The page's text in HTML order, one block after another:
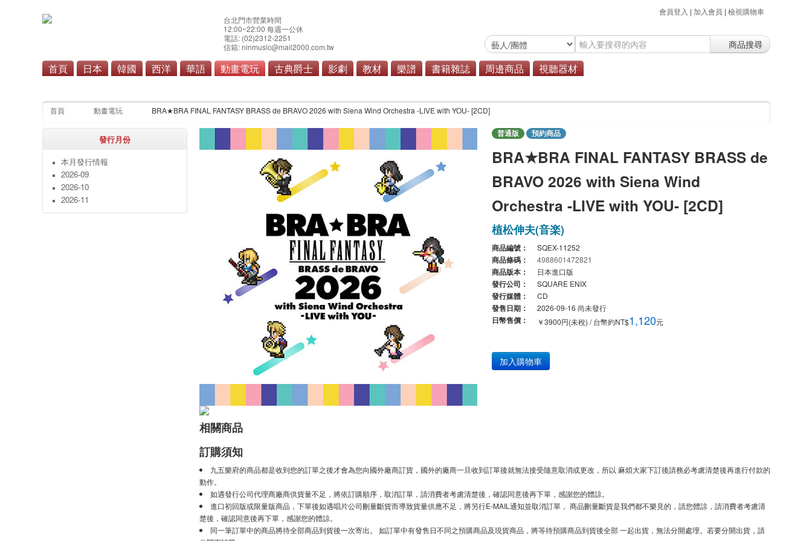
會員登入 | 加入會員 | 檢視購物車
台北門市營業時間
12:00~22:00 每週一公休
電話: (02)2312-2251
信箱: ninmusic@mail2000.com.tw
商品搜尋
首頁 日本 韓國 西洋 華語 動畫電玩 古典爵士 影劇 教材 樂譜 書籍雜誌 周邊商品 視聽器材
首頁 動畫電玩 BRA★BRA FINAL FANTASY BRASS de BRAVO 2026 with Siena Wind Orchestra -LIVE with YOU- [2CD]
發行月份
本月發行情報
2026-09
2026-10
2026-11
普通版 預約商品
BRA★BRA FINAL FANTASY BRASS de
BRAVO 2026 with Siena Wind
Orchestra -LIVE with YOU- [2CD]
植松伸夫(音楽)
商品編號： SQEX-11252
商品條碼： 4988601472821
商品版本： 日本進口版
發行公司： SQUARE ENIX
發行媒體： CD
發售日期： 2026-09-16尚未發行
日幣售價： ￥3900円(未稅) / 台幣約NT$1,120元
加入購物車
相關商品
訂購須知
九五樂府的商品都是收到您的訂單之後才會為您向國外廠商訂貨，國外的廠商一旦收到訂單後就無法接受隨意取消或更改，所以 麻煩大家下訂後請務必考慮清楚後再進行付款的
動作。
如遇發行公司代理商廠商供貨量不足，將依訂購順序，取消訂單，請消費者考慮清楚後，確認同意後再下單，感謝您的體諒。
進口初回版或限量版商品，下單後如遇唱片公司刪量斷貨而導致貨量供應不足，將另行E-MAIL通知並取消訂單， 商品刪量斷貨是我們都不樂見的，請您體諒，請消費者考慮清
楚後，確認同意後再下單，感謝您的體諒。
同一筆訂單中的商品將待全部商品到貨後一次寄出。 如訂單中有發售日不同之預購商品及現貨商品，將等待預購商品到貨後全部 一起出貨，無法分開處理。若要分開出貨，請